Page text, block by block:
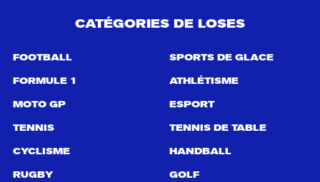
CATÉGORIES DE LOSES
FOOTBALL
FORMULE 1
MOTO GP
TENNIS
CYCLISME
RUGBY
SPORTS DE GLACE
ATHLÉTISME
ESPORT
TENNIS DE TABLE
HANDBALL
GOLF